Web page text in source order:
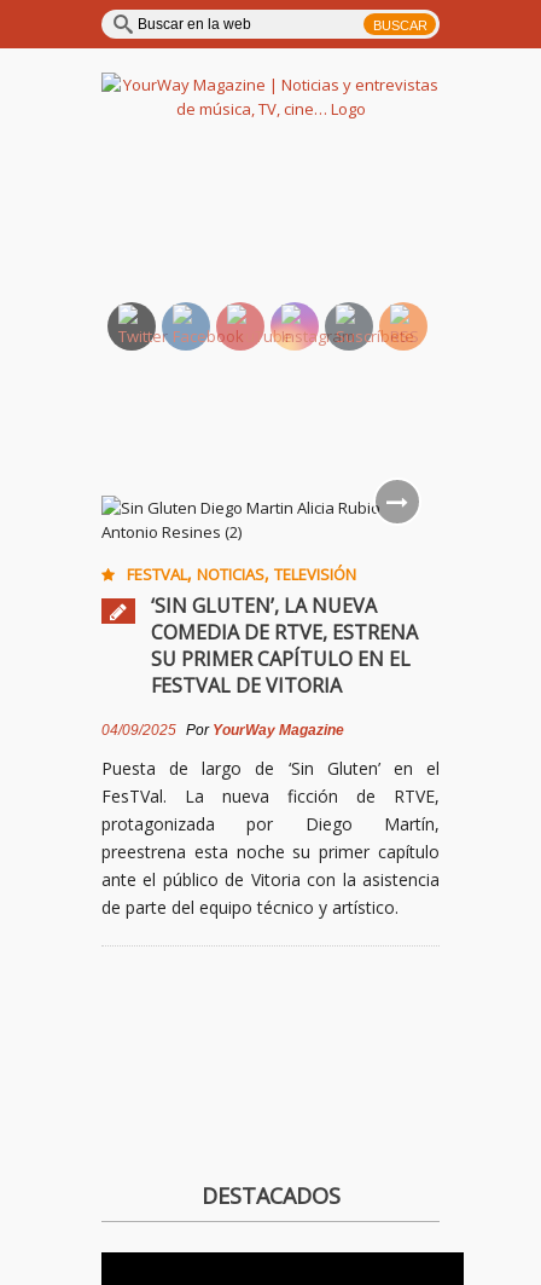
FESTVAL, NOTICIAS, TELEVISIÓN
‘SIN GLUTEN’, LA NUEVA
COMEDIA DE RTVE, ESTRENA
SU PRIMER CAPÍTULO EN EL
FESTVAL DE VITORIA
04/09/2025 Por YourWay Magazine
Puesta de largo de ‘Sin Gluten’ en el
FesTVal. La nueva ficción de RTVE,
protagonizada por Diego Martín,
preestrena esta noche su primer capítulo
ante el público de Vitoria con la asistencia
de parte del equipo técnico y artístico.
DESTACADOS